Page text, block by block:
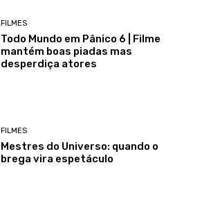
FILMES
Todo Mundo em Pânico 6 | Filme
mantém boas piadas mas
desperdiça atores
FILMES
Mestres do Universo: quando o
brega vira espetáculo